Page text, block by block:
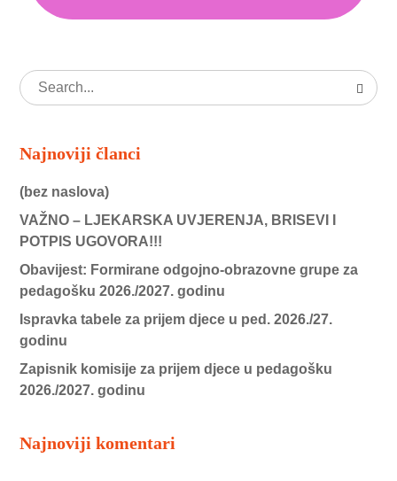
Najnoviji članci
(bez naslova)
VAŽNO – LJEKARSKA UVJERENJA, BRISEVI I
POTPIS UGOVORA!!!
Obavijest: Formirane odgojno-obrazovne grupe za
pedagošku 2026./2027. godinu
Ispravka tabele za prijem djece u ped. 2026./27.
godinu
Zapisnik komisije za prijem djece u pedagošku
2026./2027. godinu
Najnoviji komentari